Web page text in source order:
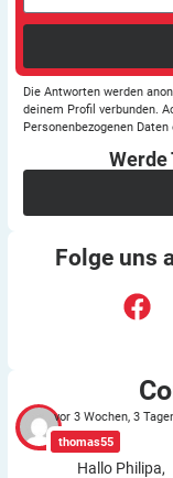
Die Antworten werden
deinem Profil verbunden.
Personenbezogenen Daten
Werde
Folge uns
thomas55
vor 3 Wochen, 3
Hallo Philipa,